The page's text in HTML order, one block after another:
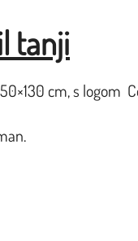
tanji
cm, s logom